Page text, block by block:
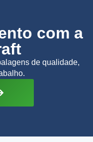
com a
de qualidade,